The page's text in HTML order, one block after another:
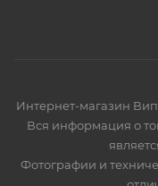
Интернет-магазин
Вся информация о
Фотографии и